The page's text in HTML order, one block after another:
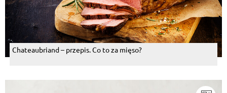
Chateaubriand – przepis. Co to za mięso?